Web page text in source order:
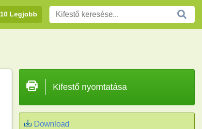
10 Legjobb
Kifestő nyomtatása
Download